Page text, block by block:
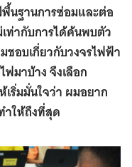
นฐานการซ่อมและต่อ
ท่ากับการได้ค้นพบตัว
ชอบเกี่ยวกับวงจรไฟฟ้า
มาบ้าง จึงเลือก
ริ่มมั่นใจว่า ผมอยาก
ำให้ถึงที่สุด